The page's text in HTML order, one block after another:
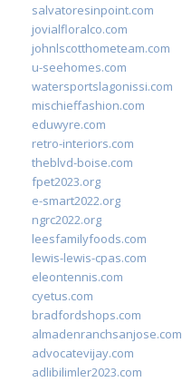
salvatoresinpoint.com
jovialfloralco.com
johnlscotthometeam.com
u-seehomes.com
watersportslagonissi.com
mischieffashion.com
eduwyre.com
retro-interiors.com
theblvd-boise.com
fpet2023.org
e-smart2022.org
ngrc2022.org
leesfamilyfoods.com
lewis-lewis-cpas.com
eleontennis.com
cyetus.com
bradfordshops.com
almadenranchsanjose.com
advocatevijay.com
adlibilimler2023.com